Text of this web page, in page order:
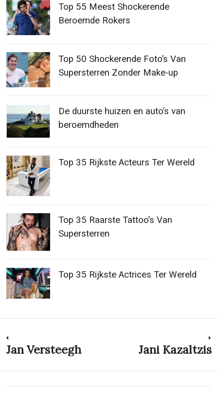
Top 55 Meest Shockerende
Beroemde Rokers
Top 50 Shockerende Foto’s Van
Supersterren Zonder Make-up
De duurste huizen en auto’s van
beroemdheden
Top 35 Rijkste Acteurs Ter Wereld
Top 35 Raarste Tattoo’s Van
Supersterren
Top 35 Rijkste Actrices Ter Wereld
Post
navigation
Previous
Jan Versteegh Jani Kazaltzis